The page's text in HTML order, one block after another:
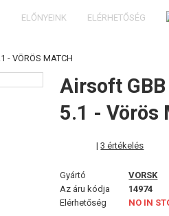
ELŐNYEINK ELÉRHETŐSÉG
- VÖRÖS MATCH
Airsoft
5.1 - Vörös
|3 értékelés
Gyártó
VORSK
Az áru kódja
14974
Elérhetőség
NO IN